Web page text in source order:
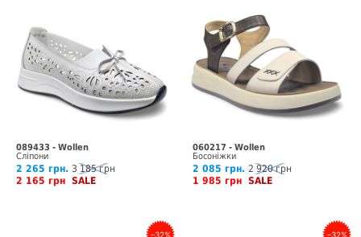
089433 - Wollen
Сліпони
2 265 грн. 3 185 грн
2 165 грн SALE
060217 - Wollen
Босоніжки
2 085 грн. 2 920 грн
1 985 грн SALE
–32% –32%